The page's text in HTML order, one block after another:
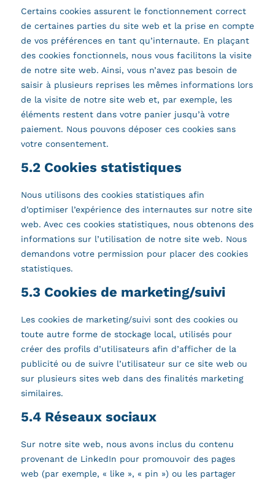
Certains cookies assurent le fonctionnement correct
de certaines parties du site web et la prise en compte
de vos préférences en tant qu’internaute. En plaçant
des cookies fonctionnels, nous vous facilitons la visite
de notre site web. Ainsi, vous n’avez pas besoin de
saisir à plusieurs reprises les mêmes informations lors
de la visite de notre site web et, par exemple, les
éléments restent dans votre panier jusqu’à votre
paiement. Nous pouvons déposer ces cookies sans
votre consentement.
5.2 Cookies statistiques
Nous utilisons des cookies statistiques afin
d’optimiser l’expérience des internautes sur notre site
web. Avec ces cookies statistiques, nous obtenons des
informations sur l’utilisation de notre site web. Nous
demandons votre permission pour placer des cookies
statistiques.
5.3 Cookies de marketing/suivi
Les cookies de marketing/suivi sont des cookies ou
toute autre forme de stockage local, utilisés pour
créer des profils d’utilisateurs afin d’afficher de la
publicité ou de suivre l’utilisateur sur ce site web ou
sur plusieurs sites web dans des finalités marketing
similaires.
5.4 Réseaux sociaux
Sur notre site web, nous avons inclus du contenu
provenant de LinkedIn pour promouvoir des pages
web (par exemple, « like », « pin ») ou les partager